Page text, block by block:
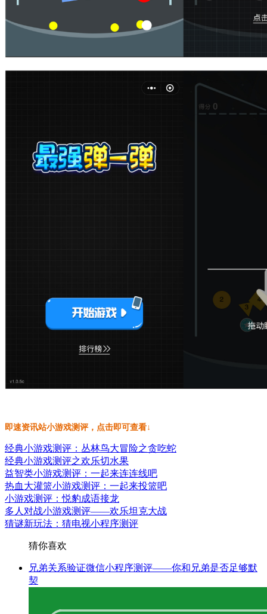
即速资讯站小游戏测评，点击即可查看↓
经典小游戏测评：丛林鸟大冒险之贪吃蛇
经典小游戏测评之欢乐切水果
益智类小游戏测评：一起来连连线吧
热血大灌篮小游戏测评：一起来投篮吧
小游戏测评：悦豹成语接龙
多人对战小游戏测评——欢乐坦克大战
猜谜新玩法：猜电视小程序测评
猜你喜欢
兄弟关系验证微信小程序测评——你和兄弟是否足够默
契